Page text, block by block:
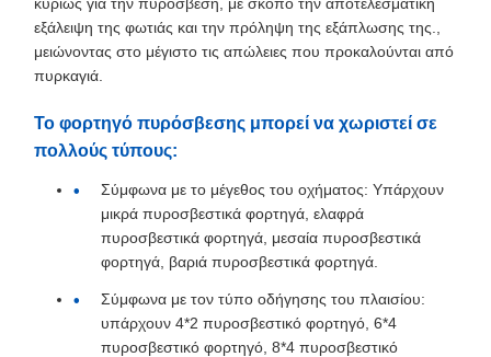
εξάλειψη της φωτιάς και την πρόληψη της εξάπλωσης της.,
μειώνοντας στο μέγιστο τις απώλειες που προκαλούνται από
πυρκαγιά.
Το φορτηγό πυρόσβεσης μπορεί να χωριστεί σε
πολλούς τύπους:
Σύμφωνα με το μέγεθος του οχήματος: Υπάρχουν
μικρά πυροσβεστικά φορτηγά, ελαφρά
πυροσβεστικά φορτηγά, μεσαία πυροσβεστικά
φορτηγά, βαριά πυροσβεστικά φορτηγά.
Σύμφωνα με τον τύπο οδήγησης του πλαισίου:
υπάρχουν 4*2 πυροσβεστικό φορτηγό, 6*4
πυροσβεστικό φορτηγό, 8*4 πυροσβεστικό